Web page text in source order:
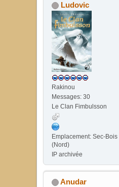
Ludovic
Rakinou
Messages: 30
Le Clan Fimbulsson
Emplacement: Sec-Bois
(Nord)
IP archivée
Anudar